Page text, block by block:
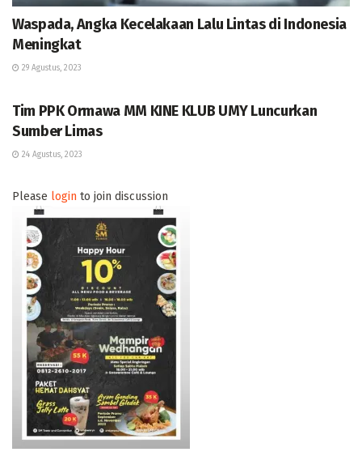
Waspada, Angka Kecelakaan Lalu Lintas di Indonesia
Meningkat
29 Agustus, 2023
Tim PPK Ormawa MM KINE KLUB UMY Luncurkan
Sumber Limas
24 Agustus, 2023
Please login to join discussion